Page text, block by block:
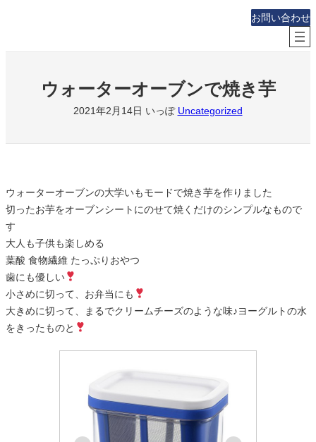
お問い合わせ
ウォーターオーブンで焼き芋
2021年2月14日 いっぽ Uncategorized
ウォーターオーブンの大学いもモードで焼き芋を作りました
切ったお芋をオーブンシートにのせて焼くだけのシンプルなもので
す
大人も子供も楽しめる
葉酸 食物繊維 たっぷりおやつ
歯にも優しい
小さめに切って、お弁当にも
大きめに切って、まるでクリームチーズのような味♪ヨーグルトの水
をきったものと